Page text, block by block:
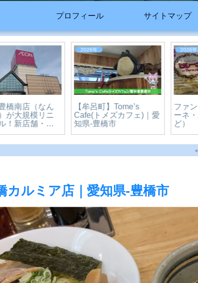
プロフィール サイトマップ
【牟呂町】Tome’s
Cafe(トメズカフェ)｜愛
知県-豊橋市
2026年
ファンシー一族（ピレ
ーネ・パリジャンな
カルミア店｜愛知県-豊橋市